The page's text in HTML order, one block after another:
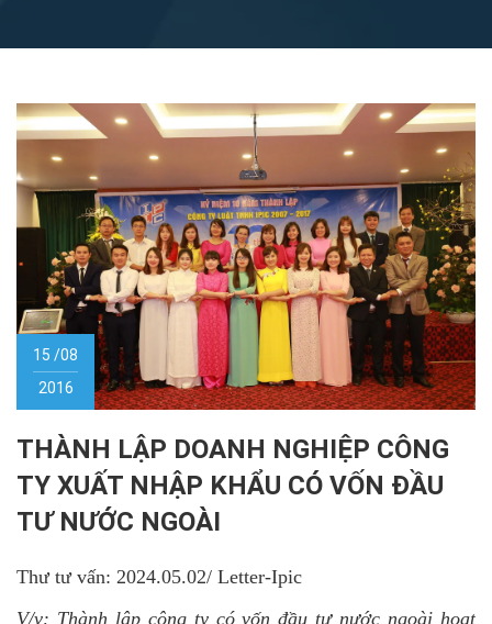
15 /08
2016
THÀNH LẬP DOANH NGHIỆP CÔNG
TY XUẤT NHẬP KHẨU CÓ VỐN ĐẦU
TƯ NƯỚC NGOÀI
Thư tư vấn: 2024.05.02/ Letter-Ipic
V/v: Thành lập công ty có vốn đầu tư nước ngoài hoạt